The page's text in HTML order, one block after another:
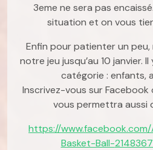
3eme ne sera pas
situation et on vous
Enfin pour patienter un
notre jeu jusqu’au 10 janvier.
catégorie : enfants,
Inscrivez-vous sur Facebook
vous permettra aussi
https://
Basket-Ball-